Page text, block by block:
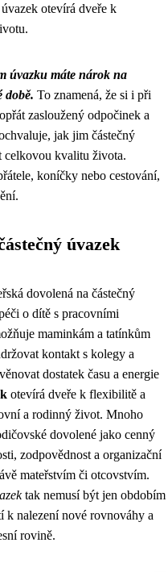
otevírá dveře k
úvazku máte nárok na
době. To znamená, že si i při
zasloužený odpočinek a
jak jim částečný
celkovou kvalitu života.
koníčky nebo cestování,
úvazek
dovolená na částečný
o dítě s pracovními
maminkám a tatínkům
kontakt s kolegy a
dostatek času a energie
otevírá dveře k flexibilitě a
a rodinný život. Mnoho
dovolené jako cenný
zodpovědnost a organizační
mateřstvím či otcovstvím.
tak nemusí být jen obdobím
k nalezení nové rovnováhy a
rovině.